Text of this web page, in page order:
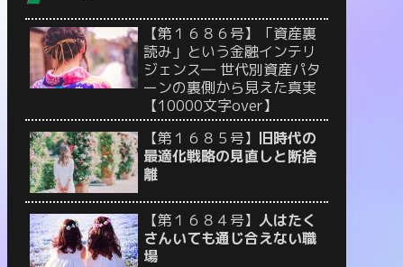
【第１６８６号】「資産裏
読み」という金融インテリ
ジェンス― 世代別資産パタ
ーンの裏側から見えた真実
【10000文字over】
【第１６８５号】 旧時代の
最適化戦略の見直しと断捨
離
【第１６８４号】 人はたく
さんいても通じ合えない職
場